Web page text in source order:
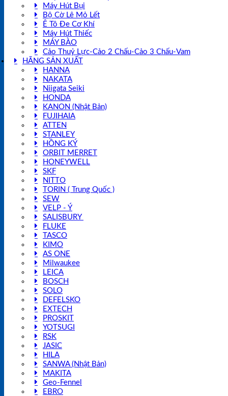
Máy Hút Bụi
Bộ Cờ Lê Mỏ Lết
Ê Tô Đe Cơ Khí
Máy Hút Thiếc
MÁY BÀO
Cảo Thuỷ Lực-Cảo 2 Chấu-Cảo 3 Chấu-Vam
HÃNG SẢN XUẤT
HANNA
NAKATA
Niigata Seiki
HONDA
KANON (Nhật Bản)
FUJIHAIA
ATTEN
STANLEY
HỒNG KÝ
ORBIT MERRET
HONEYWELL
SKF
NITTO
TORIN ( Trung Quốc )
SEW
VELP - Ý
SALISBURY
FLUKE
TASCO
KIMO
AS ONE
Milwaukee
LEICA
BOSCH
SOLO
DEFELSKO
EXTECH
PROSKIT
YOTSUGI
RSK
JASIC
HILA
SANWA (Nhật Bản)
MAKITA
Geo-Fennel
EBRO